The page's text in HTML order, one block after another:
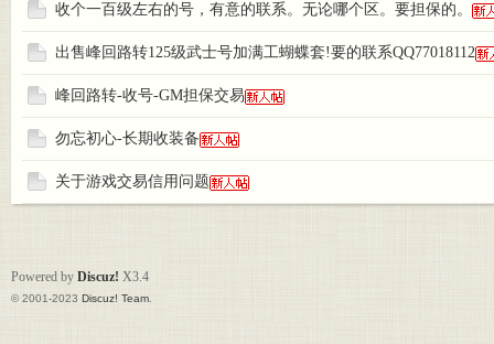
收个一百级左右的号，有意的联系。无论哪个区。要担保的。
出售峰回路转125级武士号加满工蝴蝶套!要的联系QQ77018112
峰回路转-收号-GM担保交易
勿忘初心-长期收装备
关于游戏交易信用问题
Powered by Discuz! X3.4
© 2001-2023 Discuz! Team